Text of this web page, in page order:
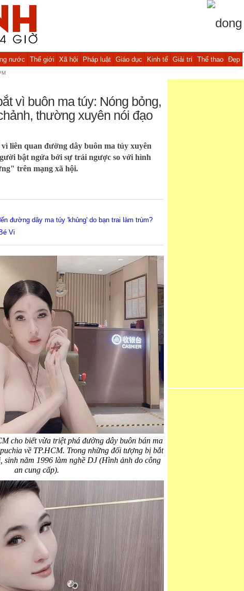
nước Thế giới Xã hội Pháp luật Giáo dục Kinh tế Giải trí Thể thao Đẹp
vì buôn ma túy: Nóng bỏng,
thường xuyên nói đạo
liên quan đường dây buôn ma túy xuyên
bật ngửa bởi sự trái ngược so với hình
trên mạng xã hội.
đường dây ma túy 'khủng' do bạn trai làm trùm?
Vi
cho biết vừa triệt phá đường dây buôn bán ma
về TP.HCM. Trong những đối tượng bị bắt
sinh năm 1996 làm nghề DJ (Hình ảnh do công
an cung cấp).